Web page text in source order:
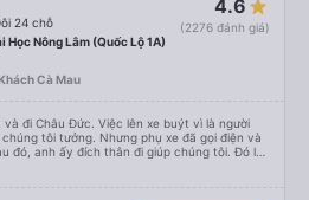
24 chỗ
4.6
(2276 đánh giá)
Học Nông Lâm (Quốc Lộ 1A)
Cà Mau
đi Châu Đức. Việc lên xe buýt vì là người
tôi tưởng. Nhưng phụ xe đã gọi điện và
đó, anh ấy đích thân đi giúp chúng tôi. Đó là
hai đứa trẻ nhỏ khá thú vị. Chúng tôi không